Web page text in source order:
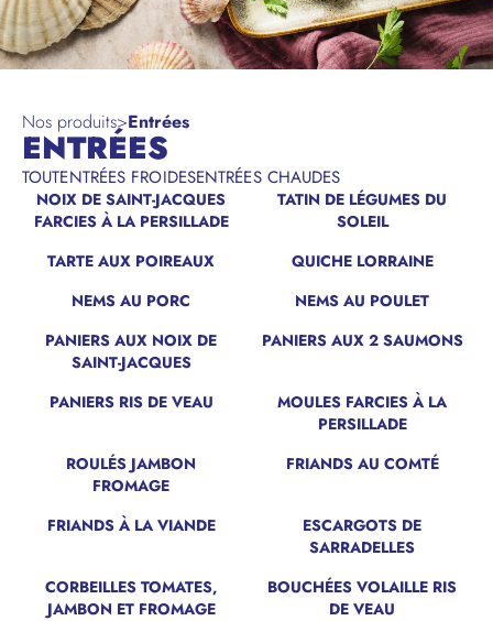
Nos produits>Entrées
ENTRÉES
TOUTENTRÉES FROIDESENTRÉES CHAUDES
NOIX DE SAINT-JACQUES
FARCIES À LA PERSILLADE
TATIN DE LÉGUMES DU
SOLEIL
TARTE AUX POIREAUX
QUICHE LORRAINE
NEMS AU PORC
NEMS AU POULET
PANIERS AUX NOIX DE
SAINT-JACQUES
PANIERS AUX 2 SAUMONS
PANIERS RIS DE VEAU
MOULES FARCIES À LA
PERSILLADE
ROULÉS JAMBON
FROMAGE
FRIANDS AU COMTÉ
FRIANDS À LA VIANDE
ESCARGOTS DE
SARRADELLES
CORBEILLES TOMATES,
JAMBON ET FROMAGE
BOUCHÉES VOLAILLE RIS
DE VEAU